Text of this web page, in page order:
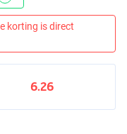
korting is direct
6.26